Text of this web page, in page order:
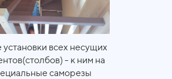
всех несущих
- к ним на
саморезы